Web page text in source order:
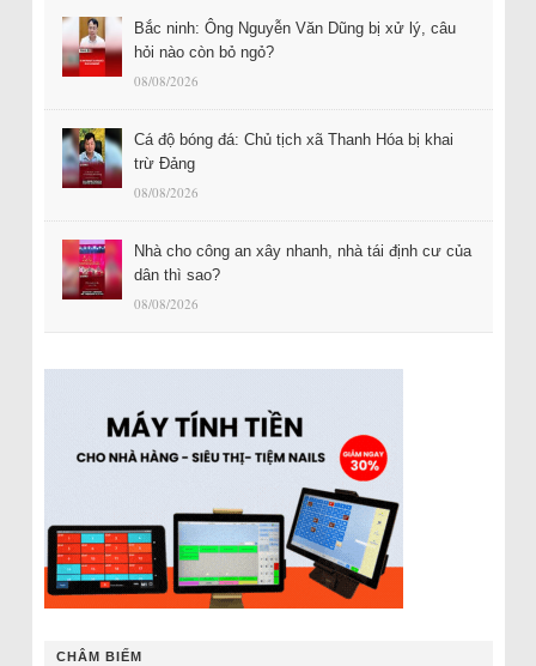
Bắc ninh: Ông Nguyễn Văn Dũng bị xử lý, câu
hỏi nào còn bỏ ngỏ?
08/08/2026
Cá độ bóng đá: Chủ tịch xã Thanh Hóa bị khai
trừ Đảng
08/08/2026
Nhà cho công an xây nhanh, nhà tái định cư của
dân thì sao?
08/08/2026
CHÂM BIẾM